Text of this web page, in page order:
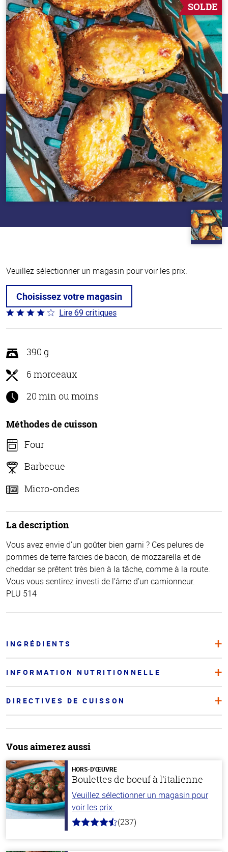
SOLDE
Veuillez sélectionner un magasin pour voir les prix.
Choisissez votre magasin
Coté
4 sur
Lire 69 critiques
390 g
6 morceaux
20 min ou moins
Méthodes de cuisson
Four
Barbecue
Micro-ondes
La description
Vous avez envie d’un goûter bien garni ? Ces pelures de
pommes de terre farcies de bacon, de mozzarella et de
cheddar se prêtent très bien à la tâche, comme à la route.
Vous vous sentirez investi de l’âme d’un camionneur.
PLU 514
INGRÉDIENTS
INFORMATION NUTRITIONNELLE
DIRECTIVES DE CUISSON
Vous aimerez aussi
HORS-D'ŒUVRE
Boulettes de boeuf à l’italienne
Veuillez sélectionner un magasin pour
voir les prix.
4.6
(237)